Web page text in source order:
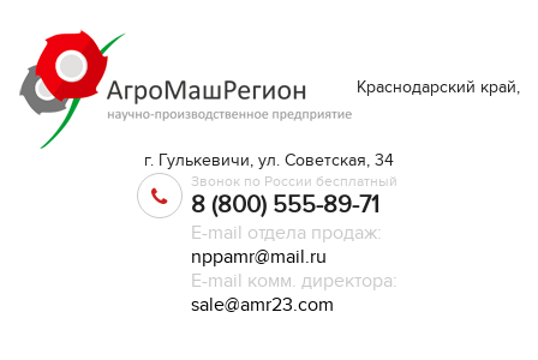
Краснодарский край,
г. Гулькевичи, ул. Советская, 34
Звонок по России бесплатный
8 (800) 555-89-71
E-mail отдела продаж:
nppamr@mail.ru
E-mail комм. директора:
sale@amr23.com